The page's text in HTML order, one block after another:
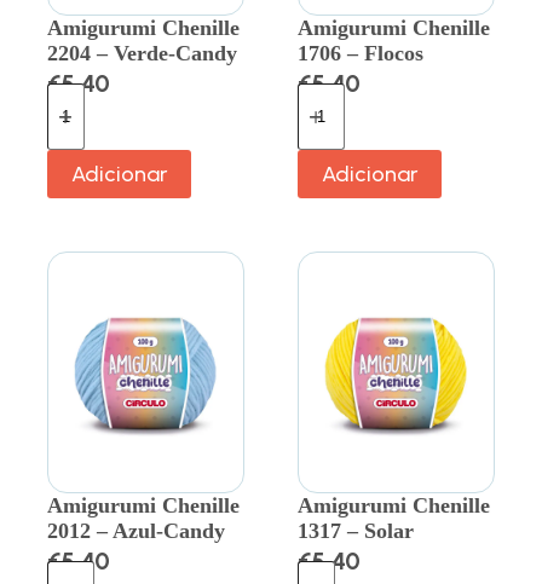
Amigurumi Chenille
2204 – Verde-Candy
€5.40
Adicionar
Amigurumi Chenille
1706 – Flocos
€5.40
Adicionar
Amigurumi Chenille
2012 – Azul-Candy
€5.40
Amigurumi Chenille
1317 – Solar
€5.40